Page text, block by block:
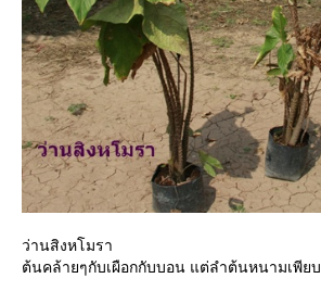
ว่านสิงหโมรา
ต้นคล้ายๆกับเผือกกับบอน แต่ลำต้นหนามเพียบ